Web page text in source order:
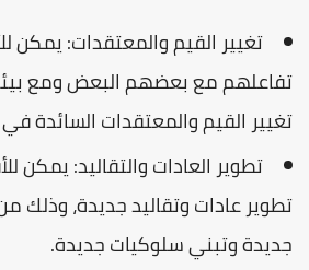
تغيير القيم والمعتقدات: يمكن
تفاعلهم مع بعضهم البعض ومع
تغيير القيم والمعتقدات السائدة
تطوير العادات والتقاليد: يمكن
تطوير عادات وتقاليد جديدة، وذلك من
جديدة وتبني سلوكيات جديدة.